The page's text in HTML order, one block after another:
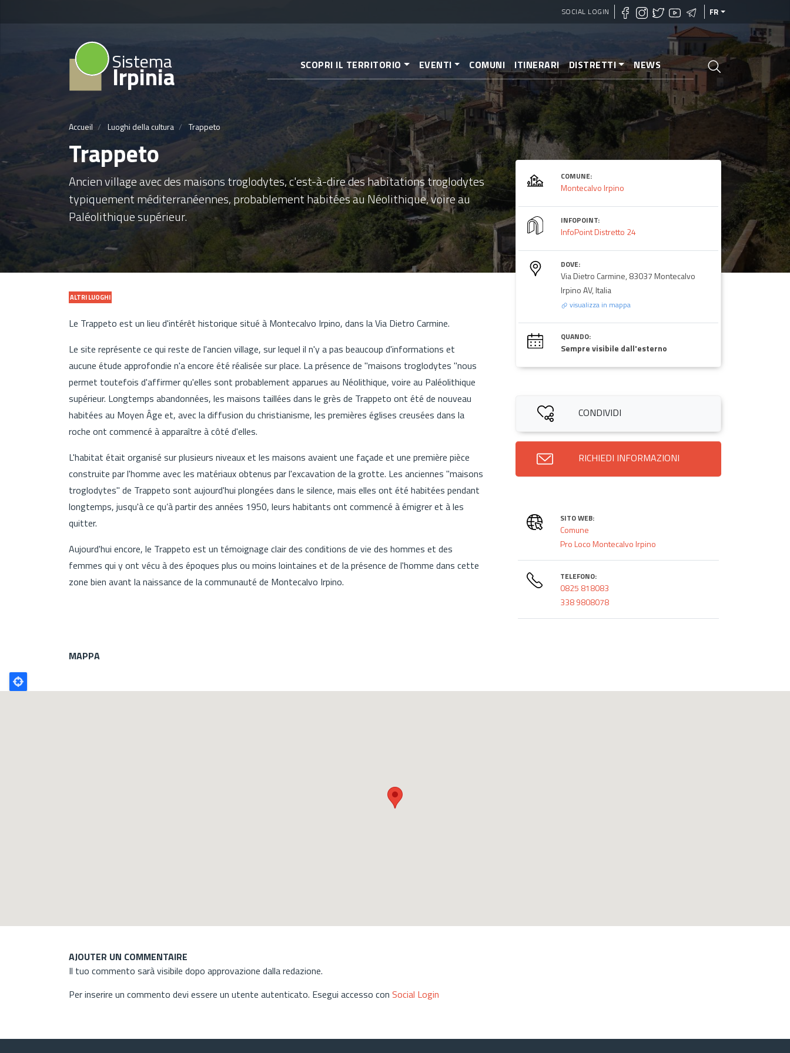
au
SOCIAL LOGIN FR
Sistema
Irpinia SCOPRI IL TERRITORIO EVENTI COMUNI ITINERARI DISTRETTI NEWS
Accueil Luoghi della cultura Trappeto
Trappeto
Ancien village avec des maisons troglodytes, c'est-à-dire des habitations troglodytes
typiquement méditerranéennes, probablement habitées au Néolithique, voire au
Paléolithique supérieur.
ALTRI LUOGHI
Le Trappeto est un lieu d'intérêt historique situé à Montecalvo Irpino, dans la Via Dietro Carmine.
Le site représente ce qui reste de l'ancien village, sur lequel il n'y a pas beaucoup d'informations et
aucune étude approfondie n'a encore été réalisée sur place. La présence de "maisons troglodytes "nous
permet toutefois d'affirmer qu'elles sont probablement apparues au Néolithique, voire au Paléolithique
supérieur. Longtemps abandonnées, les maisons taillées dans le grès de Trappeto ont été de nouveau
habitées au Moyen Âge et, avec la diffusion du christianisme, les premières églises creusées dans la
roche ont commencé à apparaître à côté d'elles.
L'habitat était organisé sur plusieurs niveaux et les maisons avaient une façade et une première pièce
construite par l'homme avec les matériaux obtenus par l'excavation de la grotte. Les anciennes "maisons
troglodytes" de Trappeto sont aujourd'hui plongées dans le silence, mais elles ont été habitées pendant
longtemps, jusqu'à ce qu’à partir des années 1950, leurs habitants ont commencé à émigrer et à les
quitter.
Aujourd'hui encore, le Trappeto est un témoignage clair des conditions de vie des hommes et des
femmes qui y ont vécu à des époques plus ou moins lointaines et de la présence de l'homme dans cette
zone bien avant la naissance de la communauté de Montecalvo Irpino.
COMUNE:
Montecalvo Irpino
INFOPOINT:
InfoPoint Distretto 24
DOVE:
Via Dietro Carmine, 83037 Montecalvo
Irpino AV, Italia
visualizza in mappa
QUANDO:
Sempre visibile dall'esterno
CONDIVIDI
RICHIEDI INFORMAZIONI
SITO WEB:
Comune
Pro Loco Montecalvo Irpino
TELEFONO:
0825 818083
338 9808078
MAPPA
Poligono
GEO
AJOUTER UN COMMENTAIRE
Il tuo commento sarà visibile dopo approvazione dalla redazione.
Per inserire un commento devi essere un utente autenticato. Esegui accesso con Social Login